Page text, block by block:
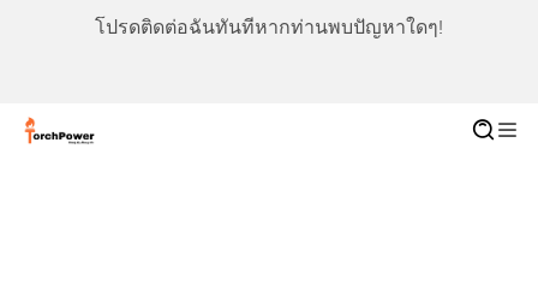
โปรดติดต่อฉันทันทีหากท่านพบปัญหาใดๆ!